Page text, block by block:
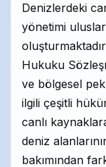
Denizlerdeki
yönetimi
Hukuku
ve bölgesel
ilgili çeşitli
canlı
deniz
bakımından